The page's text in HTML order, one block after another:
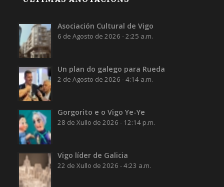
Asociación Cultural de Vigo
6 de Agosto de 2026 - 2:25 a.m.
Un plan do galego para Rueda
2 de Agosto de 2026 - 4:14 a.m.
Gorgorito e o Vigo Ye-Ye
28 de Xullo de 2026 - 12:14 p.m.
Vigo líder de Galicia
22 de Xullo de 2026 - 4:23 a.m.